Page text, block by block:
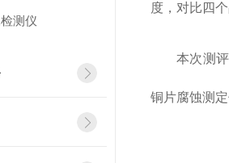
测仪
度，对比四
本次测
铜片腐蚀测